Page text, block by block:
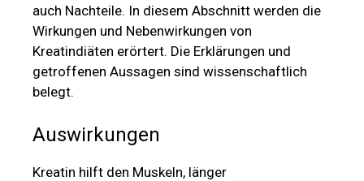
auch Nachteile. In diesem Abschnitt werden die
Wirkungen und Nebenwirkungen von
Kreatindiäten erörtert. Die Erklärungen und
getroffenen Aussagen sind wissenschaftlich
belegt.
Auswirkungen
Kreatin hilft den Muskeln, länger